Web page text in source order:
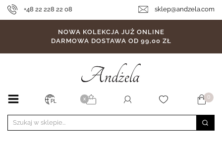
+48 22 228 22 08 sklep@andzela.com
NOWA KOLEKCJA JUŻ ONLINE
DARMOWA DOSTAWA OD 99,00 ZŁ
PL X 0